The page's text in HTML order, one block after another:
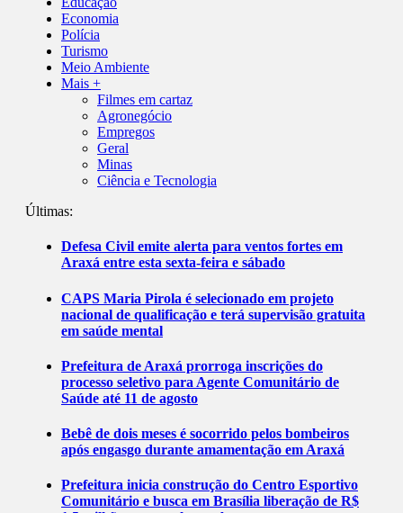
Economia
Polícia
Turismo
Meio Ambiente
Mais +
Filmes em cartaz
Agronegócio
Empregos
Geral
Minas
Ciência e Tecnologia
Últimas:
Defesa Civil emite alerta para ventos fortes em
Araxá entre esta sexta-feira e sábado
CAPS Maria Pirola é selecionado em projeto
nacional de qualificação e terá supervisão gratuita
em saúde mental
Prefeitura de Araxá prorroga inscrições do
processo seletivo para Agente Comunitário de
Saúde até 11 de agosto
Bebê de dois meses é socorrido pelos bombeiros
após engasgo durante amamentação em Araxá
Prefeitura inicia construção do Centro Esportivo
Comunitário e busca em Brasília liberação de R$